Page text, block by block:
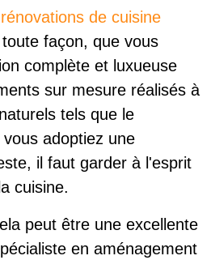
rénovations de cuisine
façon, que vous
complète et luxueuse
sur mesure réalisés à
tels que le
adoptiez une
il faut garder à l'esprit
cuisine.
peut être une excellente
en aménagement